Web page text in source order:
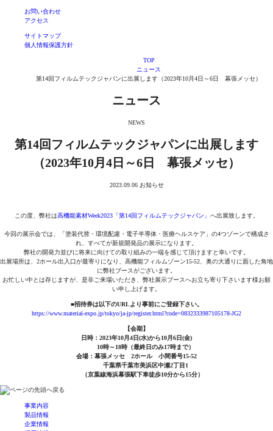
お問い合わせ
アクセス
サイトマップ
個人情報保護方針
TOP
ニュース
第14回フィルムテックジャパンに出展します（2023年10月4日～6日 幕張メッセ）
ニュース
NEWS
第14回フィルムテックジャパンに出展します
（2023年10月4日～6日 幕張メッセ）
2023.09.06 お知らせ
この度、弊社は高機能素材Week2023「第14回フィルムテックジャパン」 へ出展致します。
今回の展示会では、「塗装代替・環境配慮・電子半導体・医療ヘルスケア」の4つゾーンで構成さ
れ、すべてが新規開発品の展示になります。
弊社の開発力並びに将来に向けての取り組みの一端を感じて頂けますと幸いです。
出展場所は、2ホール出入口が最寄りになり、高機能フィルムゾーン15-52、奥の大通りに面した角地
に弊社ブースがございます。
お忙しい中とは存じますが、是非ご来場いただき、弊社展示ブースへお立ち寄り下さいます様お願
い申し上げます。
■招待券は以下のURLより事前にご登録下さい。
https://www.material-expo.jp/tokyo/ja-jp/register.html?code=0832333987105178-JG2
【会期】
日時：2023年10月4日(水)から10月6日(金)
10時～18時（最終日のみ17時まで）
会場：幕張メッセ 2ホール 小間番号15-52
千葉県千葉市美浜区中瀬2丁目1
（京葉線海浜幕張駅下車徒歩10分から15分）
事業内容
製品情報
企業情報